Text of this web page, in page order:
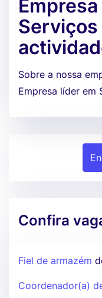
Sobre a nossa
Empresa líder em
Confira
Fiel de armazém
Coordenador(a)